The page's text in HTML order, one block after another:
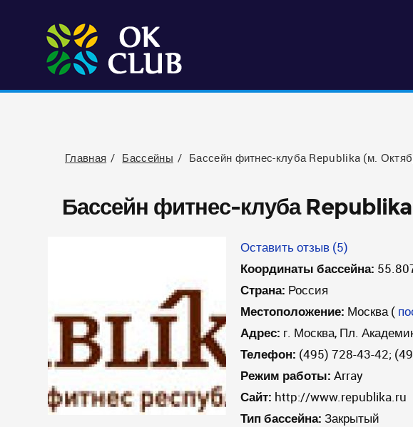
Главная Бассейны Бассейн фитнес-клуба Republika (м.
Бассейн фитнес-клуба
Оставить отзыв (5)
Координаты бассейна:
Страна: Россия
Местоположение: Москва(
Адрес: г. Москва, Пл.
Телефон: (495) 728-43-42;
Режим работы: Array
Сайт: http://www.republika.ru
Тип бассейна: Закрытый